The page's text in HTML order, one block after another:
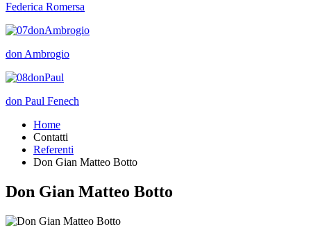
Federica Romersa
don Ambrogio
don Paul Fenech
Home
Contatti
Referenti
Don Gian Matteo Botto
Don Gian Matteo Botto